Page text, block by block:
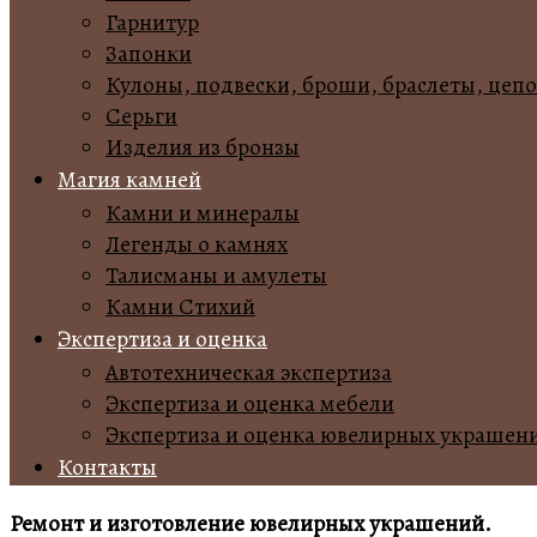
Гарнитур
Запонки
Кулоны, подвески, броши, браслеты,
Серьги
Изделия из бронзы
Магия камней
Камни и минералы
Легенды о камнях
Талисманы и амулеты
Камни Стихий
Экспертиза и оценка
Автотехническая экспертиза
Экспертиза и оценка мебели
Экспертиза и оценка ювелирных
Контакты
Ремонт и изготовление ювелирных украшений.